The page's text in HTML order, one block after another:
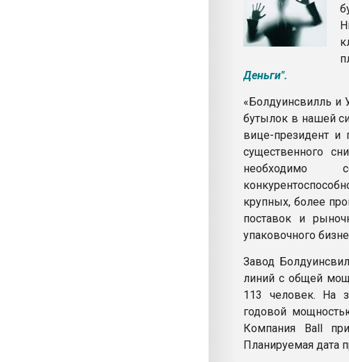
Деньги".
«Болдуинсвилль и
бутылок в нашей
вице-президент и
существенного
необходимо
крупных, более
поставок и
упаковочного
Завод
линий с общей
113 человек. На
годовой
Компания Ball
Планируемая дата